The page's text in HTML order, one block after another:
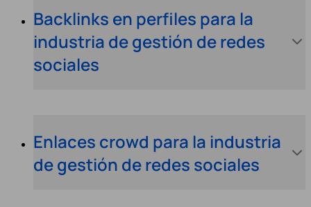
Backlinks en perfiles para la
industria de gestión de redes
sociales
Enlaces crowd para la industria
de gestión de redes sociales